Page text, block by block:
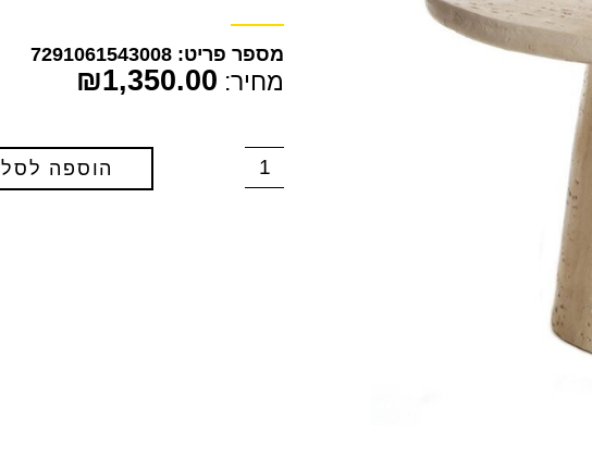
7291061543008
מחיר: ₪1,350.00
הוספה לסל